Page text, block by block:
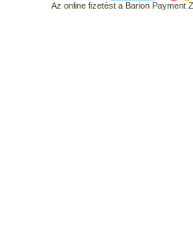
Az online fizetést a Barion Payment